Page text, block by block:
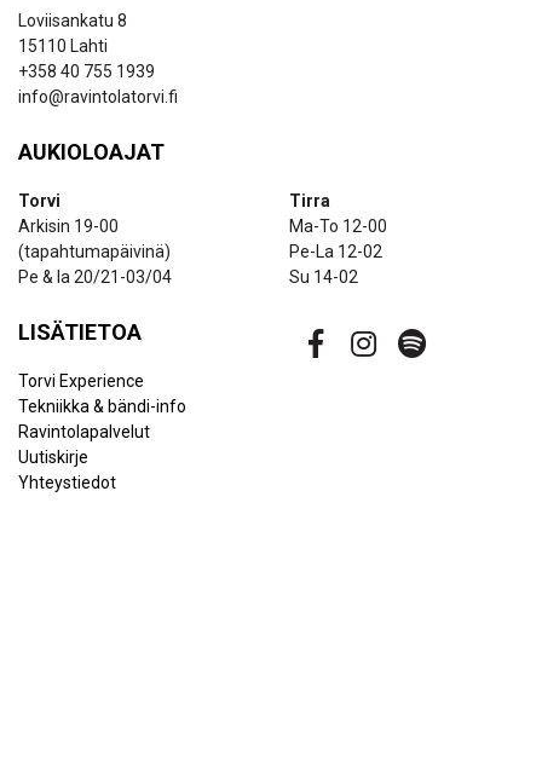
Loviisankatu 8
15110 Lahti
+358 40 755 1939
info@ravintolatorvi.fi
AUKIOLOAJAT
Torvi
Arkisin 19-00
(tapahtumapäivinä)
Pe & la 20/21-03/04
Tirra
Ma-To 12-00
Pe-La 12-02
Su 14-02
LISÄTIETOA
Torvi Experience
Tekniikka & bändi-info
Ravintolapalvelut
Uutiskirje
Yhteystiedot